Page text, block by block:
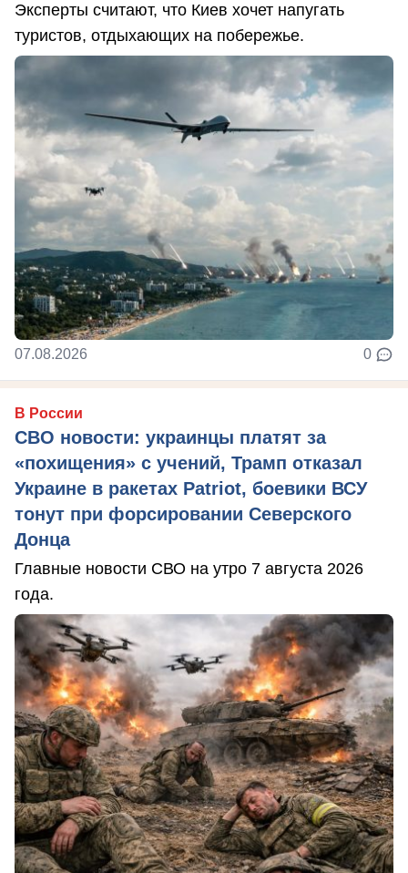
Эксперты считают, что Киев хочет напугать
туристов, отдыхающих на побережье.
07.08.2026 0
В России
СВО новости: украинцы платят за
«похищения» с учений, Трамп отказал
Украине в ракетах Patriot, боевики ВСУ
тонут при форсировании Северского
Донца
Главные новости СВО на утро 7 августа 2026
года.